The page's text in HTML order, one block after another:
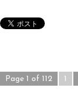
Page 1 of 112 1